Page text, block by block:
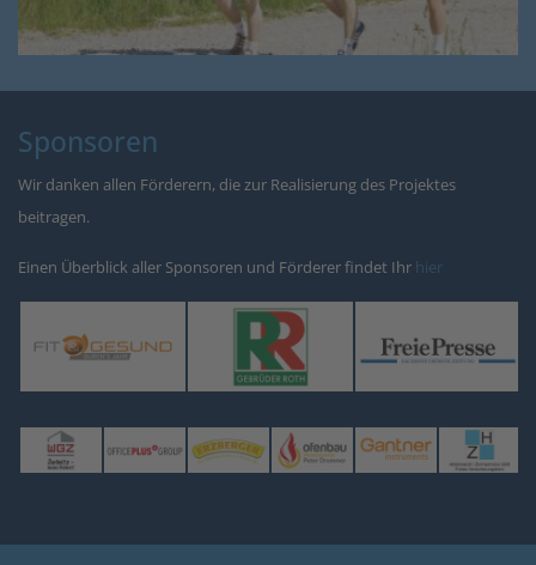
Sponsoren
Wir danken allen Förderern, die zur Realisierung des Projektes
beitragen.
Einen Überblick aller Sponsoren und Förderer findet Ihr hier